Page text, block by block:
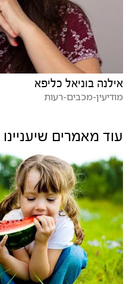
אילנה בוניאל כליפא
מודיעין-מכבים-רעות
עוד מאמרים